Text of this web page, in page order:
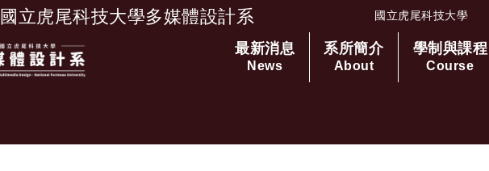
國立虎尾科技大學多媒體設計系 國立虎尾科技大學
跳到主要內容
最新消息
News
系所簡介
About
學制與課程
Course